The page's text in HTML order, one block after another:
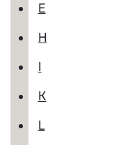
E
H
I
K
L